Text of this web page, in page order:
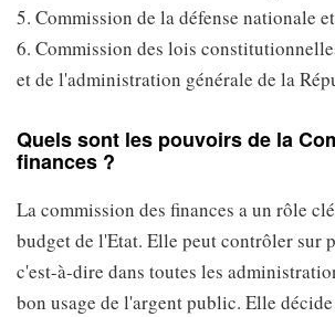
5. Commission de la défense nationale
6. Commission des lois
et de l'administration générale de la
Quels sont les pouvoirs de la
finances ?
La commission des finances a un rôle
budget de l'Etat. Elle peut contrôler sur
c'est-à-dire dans toutes les
bon usage de l'argent public. Elle